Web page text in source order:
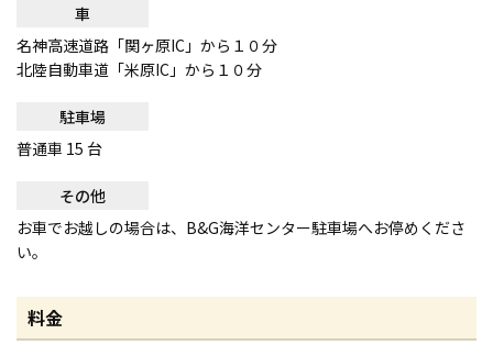
車
名神高速道路「関ヶ原IC」から１０分
北陸自動車道「米原IC」から１０分
駐車場
普通車 15 台
その他
お車でお越しの場合は、B&G海洋センター駐車場へお停めくださ
い。
料金